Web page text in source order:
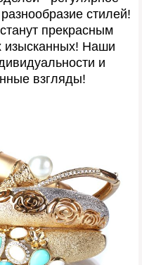
стилей!
прекрасным
Наши
и
взгляды!